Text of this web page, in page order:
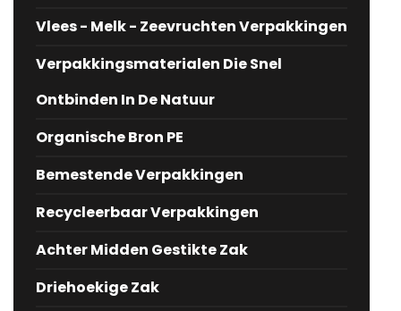
Vlees - Melk - Zeevruchten Verpakkingen
Verpakkingsmaterialen Die Snel
Ontbinden In De Natuur
Organische Bron PE
Bemestende Verpakkingen
Recycleerbaar Verpakkingen
Achter Midden Gestikte Zak
Driehoekige Zak